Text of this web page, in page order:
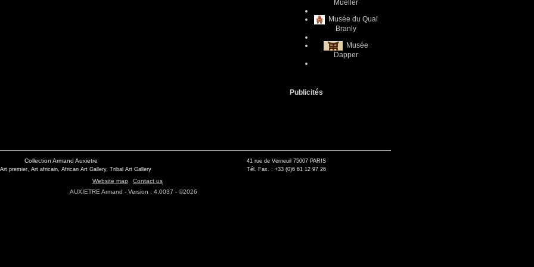
Mueller
Musée du Quai
Branly
Musée
Dapper
Publicités
Collection Armand Auxietre
premier, Art africain, African Art Gallery, Tribal Art Gallery
41 rue de Verneuil 75007 PARIS
Tél. Fax. : +33 (0)6 61 12 97 26
Website map
Contact us
AUXIETRE Armand - Version : 4.0037 - ©2026